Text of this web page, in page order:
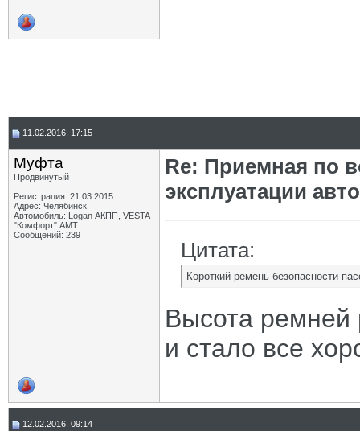
11.02.2016, 17:15
Муфта
Продвинутый
Регистрация: 21.03.2015
Адрес: Челябинск
Автомобиль: Logan АКПП, VESTA
"Комфорт" АМТ
Сообщений: 239
Re: Приемная по
эксплуатации
Цитата:
Короткий ремень безопасности
Высота ремней
и стало все
12.02.2016, 09:14